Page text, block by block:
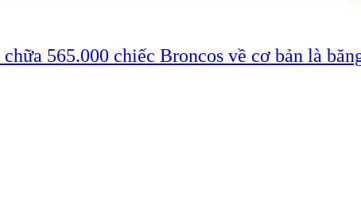
565.000 chiếc Broncos về cơ bản là